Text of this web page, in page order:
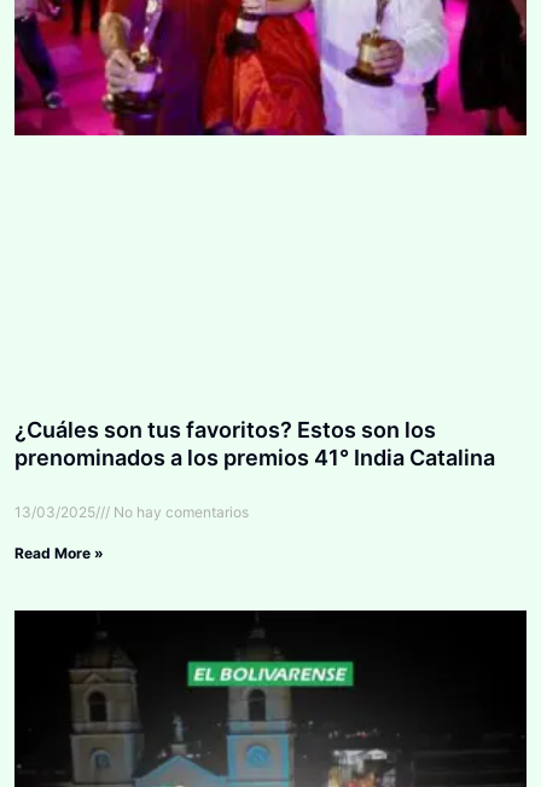
¿Cuáles son tus favoritos? Estos son los
prenominados a los premios 41° India Catalina
13/03/2025 No hay comentarios
Read More »